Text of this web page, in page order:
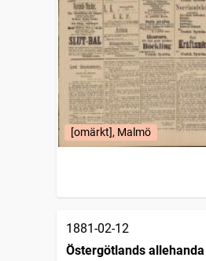
[omärkt], Malmö
1881-02-12
Östergötlands